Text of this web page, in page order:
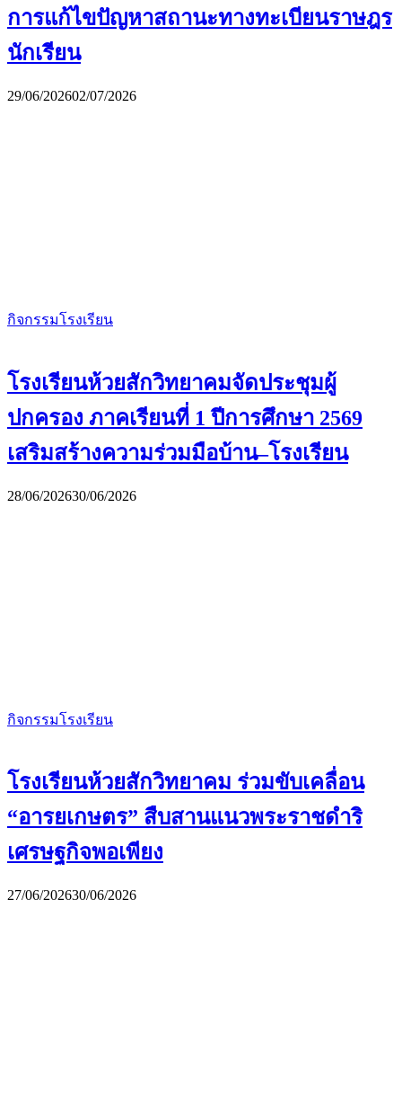
การแก้ไขปัญหาสถานะทางทะเบียนราษฎร
นักเรียน
29/06/202602/07/2026
กิจกรรมโรงเรียน
โรงเรียนห้วยสักวิทยาคมจัดประชุมผู้
ปกครอง ภาคเรียนที่ 1 ปีการศึกษา 2569
เสริมสร้างความร่วมมือบ้าน–โรงเรียน
28/06/202630/06/2026
กิจกรรมโรงเรียน
โรงเรียนห้วยสักวิทยาคม ร่วมขับเคลื่อน
“อารยเกษตร” สืบสานแนวพระราชดำริ
เศรษฐกิจพอเพียง
27/06/202630/06/2026